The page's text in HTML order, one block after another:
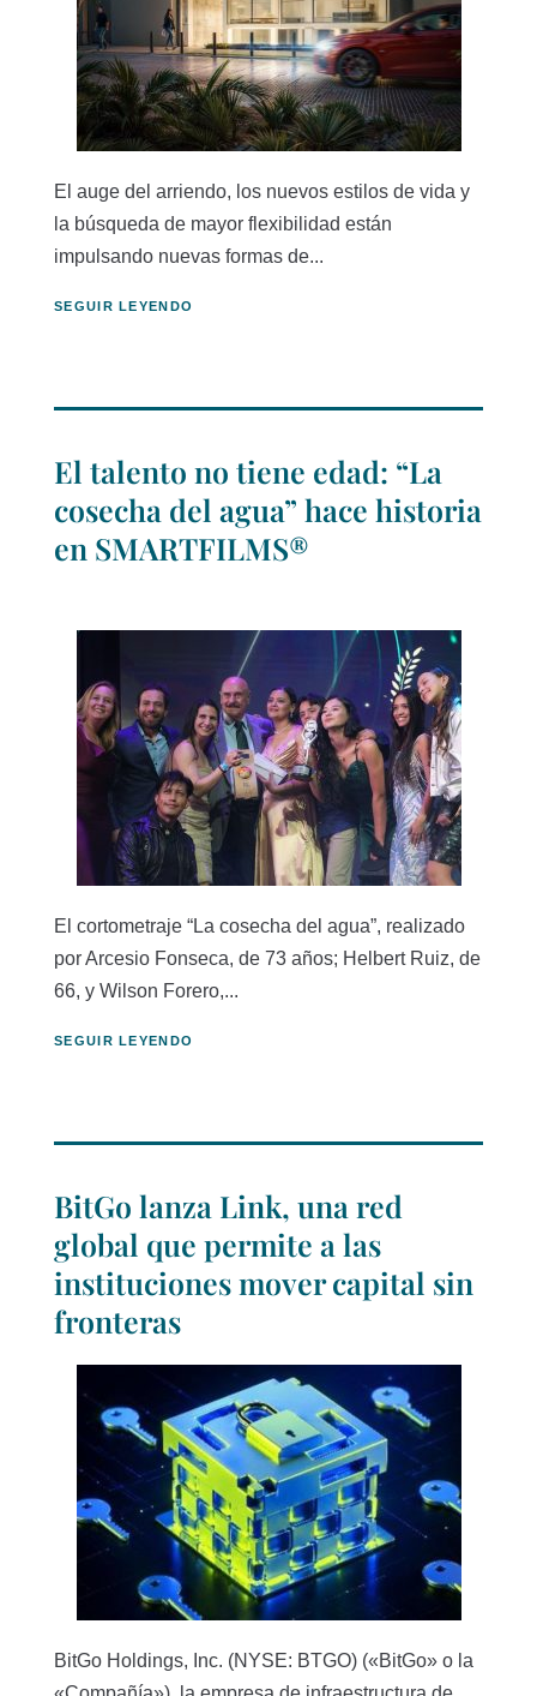
El auge del arriendo, los nuevos estilos de vida y
la búsqueda de mayor flexibilidad están
impulsando nuevas formas de...
SEGUIR LEYENDO
El talento no tiene edad: “La
cosecha del agua” hace historia
en SMARTFILMS®
El cortometraje “La cosecha del agua”, realizado
por Arcesio Fonseca, de 73 años; Helbert Ruiz, de
66, y Wilson Forero,...
SEGUIR LEYENDO
BitGo lanza Link, una red
global que permite a las
instituciones mover capital sin
fronteras
BitGo Holdings, Inc. (NYSE: BTGO) («BitGo» o la